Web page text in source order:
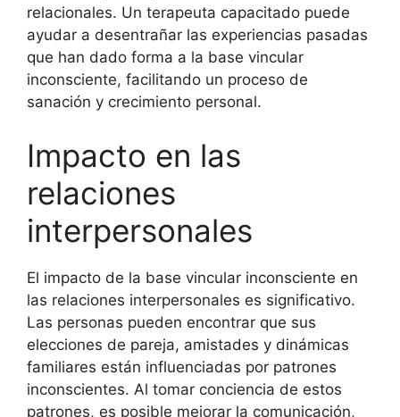
relacionales. Un terapeuta capacitado puede
ayudar a desentrañar las experiencias pasadas
que han dado forma a la base vincular
inconsciente, facilitando un proceso de
sanación y crecimiento personal.
Impacto en las
relaciones
interpersonales
El impacto de la base vincular inconsciente en
las relaciones interpersonales es significativo.
Las personas pueden encontrar que sus
elecciones de pareja, amistades y dinámicas
familiares están influenciadas por patrones
inconscientes. Al tomar conciencia de estos
patrones, es posible mejorar la comunicación,